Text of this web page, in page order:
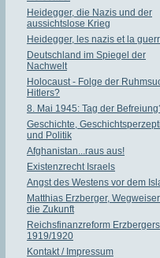
Heidegger, die Nazis und der
aussichtslose Krieg
Heidegger, les nazis et la
Deutschland im Spiegel der
Nachwelt
Holocaust - Folge der
Hitlers?
8. Mai 1945: Tag der
Geschichte,
und Politik
Afghanistan...raus aus!
Existenzrecht Israels
Angst des Westens vor dem
Matthias Erzberger,
die Zukunft
Reichsfinanzreform Erzbergers
1919/1920
Kontakt / Impressum